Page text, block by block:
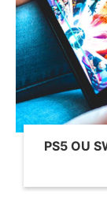
PS5 OU